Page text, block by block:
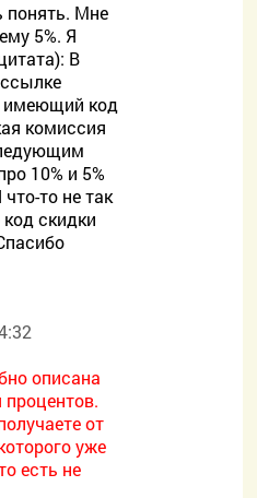
понять. Мне
5%. Я
В
имеющий код
комиссия
10% и 5%
то не так
скидки
описана
от
уже
есть не